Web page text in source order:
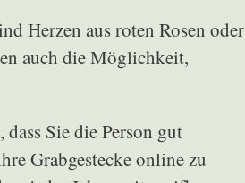
Herzen aus roten Rosen oder
auch die Möglichkeit,
Sie die Person gut
Grabgestecke online zu